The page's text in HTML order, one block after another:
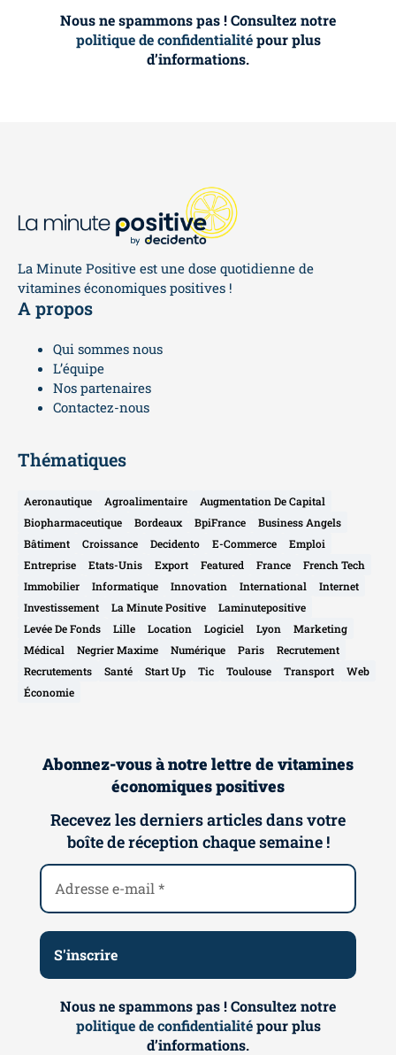
Nous ne spammons pas ! Consultez notre
politique de confidentialitépour plus
d’informations.
La Minute Positive est une dose quotidienne de
vitamines économiques positives !
A propos
Qui sommes nous
L’équipe
Nos partenaires
Contactez-nous
Thématiques
Aeronautique Agroalimentaire
Augmentation De Capital
Biopharmaceutique
Bordeaux BpiFrance
Business Angels
Bâtiment
Croissance Decidento E-Commerce
Emploi
Entreprise
Etats-Unis Export Featured France
French Tech
Immobilier
Informatique Innovation International
Internet
Investissement
La Minute Positive
Laminutepositive
Levée De Fonds
Lille Location Logiciel Lyon
Marketing
Médical
Negrier Maxime Numérique Paris
Recrutement
Recrutements
Santé Start Up Tic Toulouse Transport
Web
Économie
Abonnez-vous à notre lettre de vitamines
économiques positives
Recevez les derniers articles dans votre
boîte de réception chaque semaine !
Nous ne spammons pas ! Consultez notre
politique de confidentialitépour plus
d’informations.